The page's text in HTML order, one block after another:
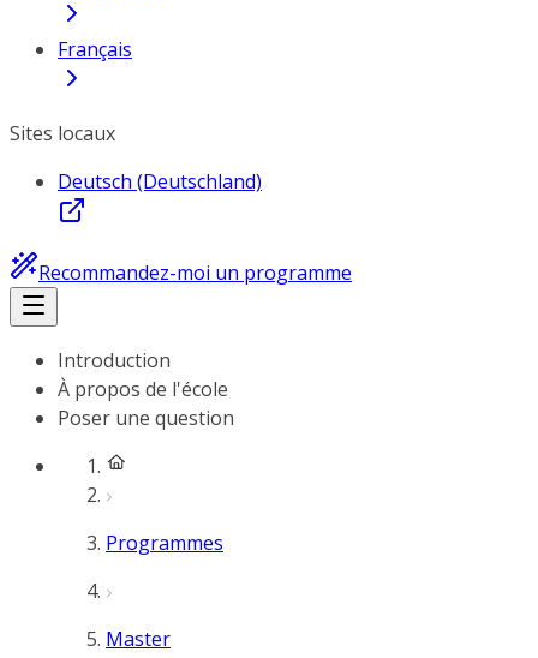
Français
Sites locaux
Deutsch (Deutschland)
Recommandez-moi un programme
Introduction
À propos de l'école
Poser une question
Programmes
Master